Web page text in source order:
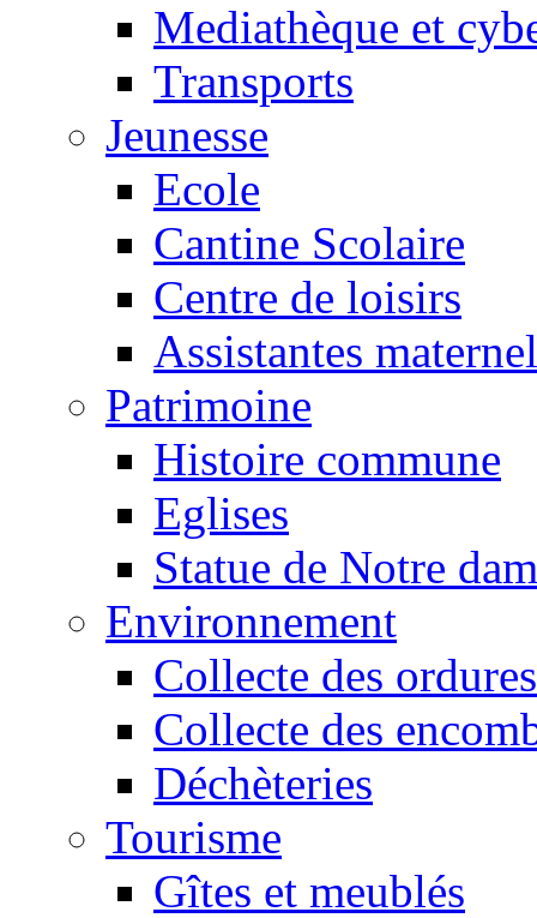
Mediathèque et
Transports
Jeunesse
Ecole
Cantine Scolaire
Centre de loisirs
Assistantes
Patrimoine
Histoire commune
Eglises
Statue de Notre
Environnement
Collecte des ordures
Collecte des
Déchèteries
Tourisme
Gîtes et meublés